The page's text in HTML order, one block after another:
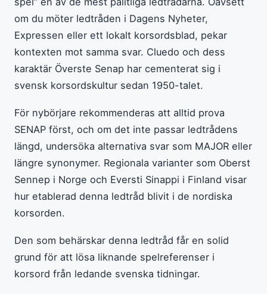
om du möter ledtråden i Dagens Nyheter,
Expressen eller ett lokalt korsordsblad, pekar
kontexten mot samma svar. Cluedo och dess
karaktär Överste Senap har cementerat sig i
svensk korsordskultur sedan 1950-talet.
För nybörjare rekommenderas att alltid prova
SENAP först, och om det inte passar ledtrådens
längd, undersöka alternativa svar som MAJOR eller
längre synonymer. Regionala varianter som Oberst
Sennep i Norge och Eversti Sinappi i Finland visar
hur etablerad denna ledtråd blivit i de nordiska
korsorden.
Den som behärskar denna ledtråd får en solid
grund för att lösa liknande spelreferenser i
korsord från ledande svenska tidningar.